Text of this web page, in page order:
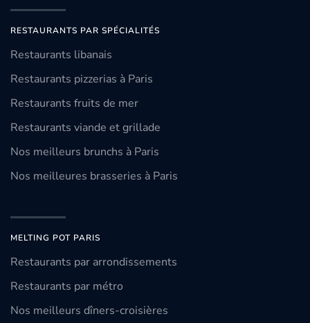
RESTAURANTS PAR SPÉCIALITÉS
Restaurants libanais
Restaurants pizzerias à Paris
Restaurants fruits de mer
Restaurants viande et grillade
Nos meilleurs brunchs à Paris
Nos meilleures brasseries à Paris
MELTING POT PARIS
Restaurants par arrondissements
Restaurants par métro
Nos meilleurs dîners-croisières